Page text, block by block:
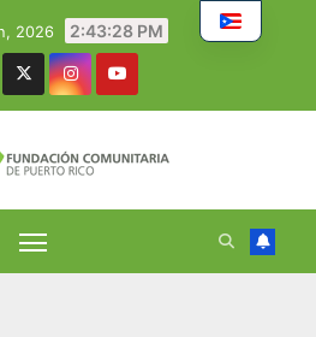
2026 2:43:29 PM